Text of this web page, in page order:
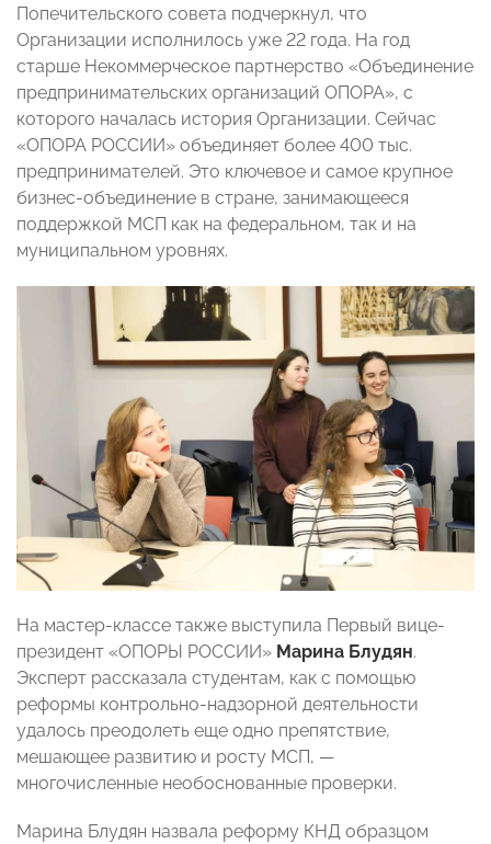
Попечительского совета подчеркнул, что
Организации исполнилось уже 22 года. На год
старше Некоммерческое партнерство «Объединение
предпринимательских организаций ОПОРА», с
которого началась история Организации. Сейчас
«ОПОРА РОССИИ» объединяет более 400 тыс.
предпринимателей. Это ключевое и самое крупное
бизнес-объединение в стране, занимающееся
поддержкой МСП как на федеральном, так и на
муниципальном уровнях.
На мастер-классе также выступила Первый вице-
президент «ОПОРЫ РОССИИ» Марина Блудян.
Эксперт рассказала студентам, как с помощью
реформы контрольно-надзорной деятельности
удалось преодолеть еще одно препятствие,
мешающее развитию и росту МСП, —
многочисленные необоснованные проверки.
Марина Блудян назвала реформу КНД образцом